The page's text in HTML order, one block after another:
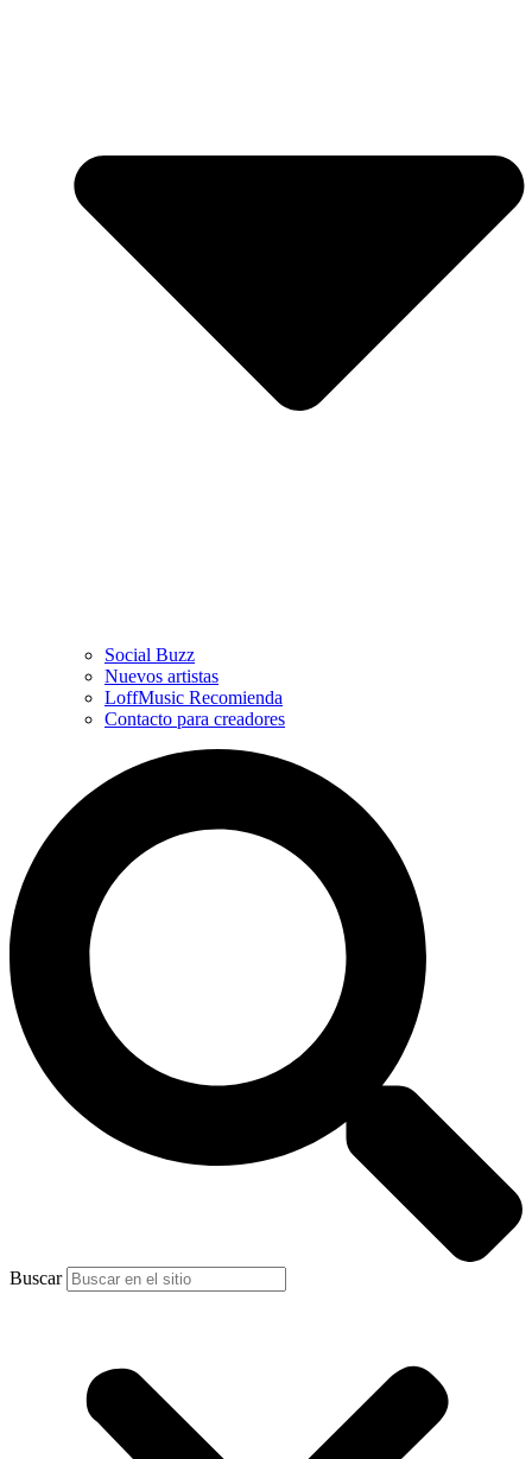
Social Buzz
Nuevos artistas
LoffMusic Recomienda
Contacto para creadores
Buscar